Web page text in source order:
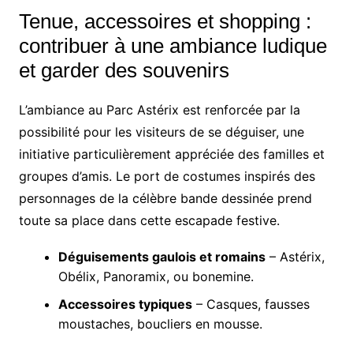
Tenue, accessoires et shopping :
contribuer à une ambiance ludique
et garder des souvenirs
L’ambiance au Parc Astérix est renforcée par la
possibilité pour les visiteurs de se déguiser, une
initiative particulièrement appréciée des familles et
groupes d’amis. Le port de costumes inspirés des
personnages de la célèbre bande dessinée prend
toute sa place dans cette escapade festive.
Déguisements gaulois et romains– Astérix,
Obélix, Panoramix, ou bonemine.
Accessoires typiques– Casques, fausses
moustaches, boucliers en mousse.